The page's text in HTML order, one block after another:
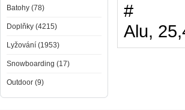
#
Alu,
Batohy (78)
Doplňky (4215)
Lyžování (1953)
Snowboarding (17)
Outdoor (9)